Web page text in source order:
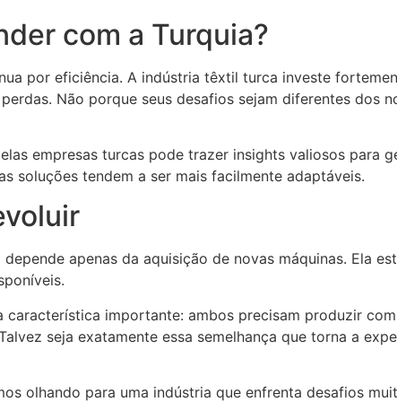
com a Turquia?
por eficiência. A indústria têxtil turca investe
Não porque seus desafios sejam diferentes dos
empresas turcas pode trazer insights valiosos para
soluções tendem a ser mais facilmente adaptáveis.
apenas da aquisição de novas máquinas. Ela
característica importante: ambos precisam produzir
seja exatamente essa semelhança que torna a
olhando para uma indústria que enfrenta desafios